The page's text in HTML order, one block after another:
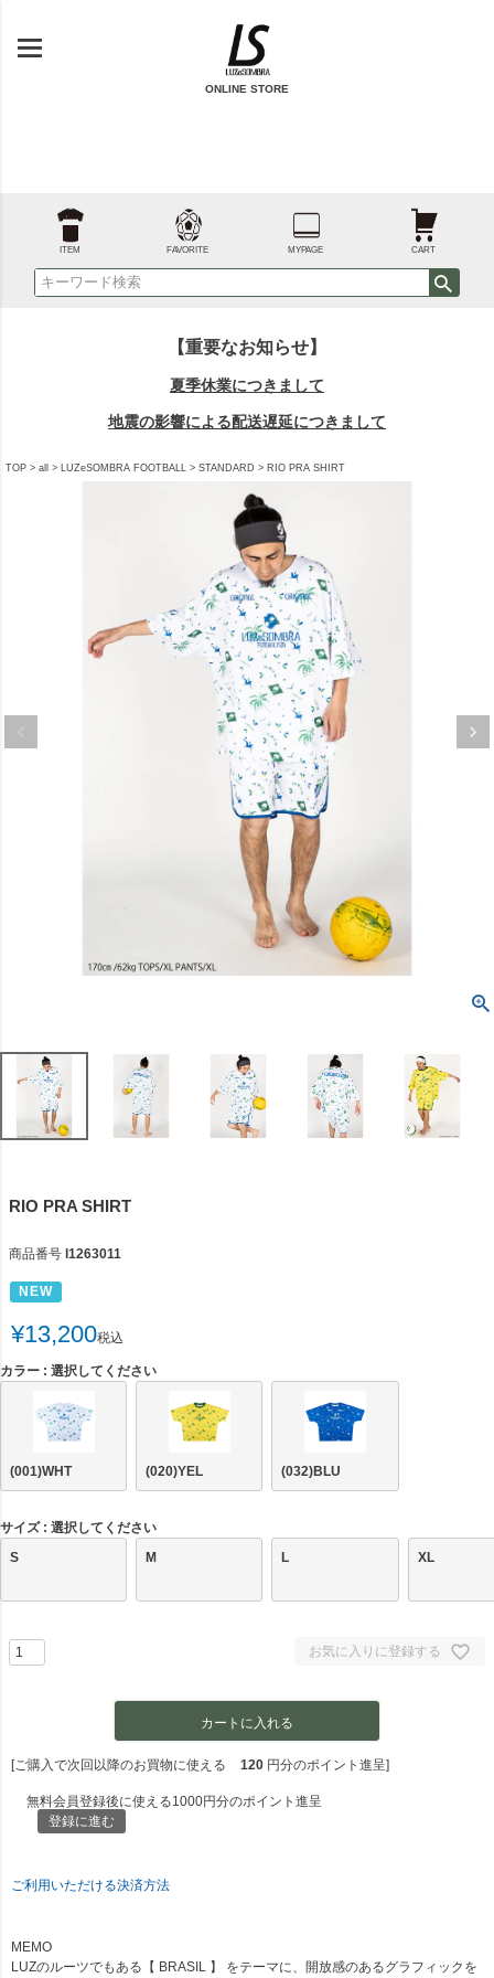
ONLINE STORE
ITEM FAVORITE MYPAGE CART
【重要なお知らせ】
夏季休業につきまして
地震の影響による配送遅延につきまして
TOP all LUZeSOMBRA FOOTBALL STANDARD RIO PRA SHIRT
RIO PRA SHIRT
商品番号 l1263011
NEW
¥13,200税込
カラー 選択してください
(001)WHT (020)YEL (032)BLU
サイズ
選択してください
S
M L XL
お気に入りに登録する
カートに入れる
[ご購入で次回以降のお買物に使える 120 円分のポイント進呈]
無料会員登録後に使える1000円分のポイント進呈
登録に進む
ご利用いただける決済方法
MEMO
LUZのルーツでもある【 BRASIL 】 をテーマに、開放感のあるグラフィックを